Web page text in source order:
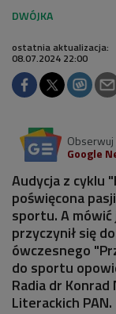
ostatnia aktualizacja:
08.07.2024 22:00
Google
Audycja z cyklu
poświęcona
sportu. A
przyczynił się
ówczesnego
do sportu
Radia dr
Literackich PAN.